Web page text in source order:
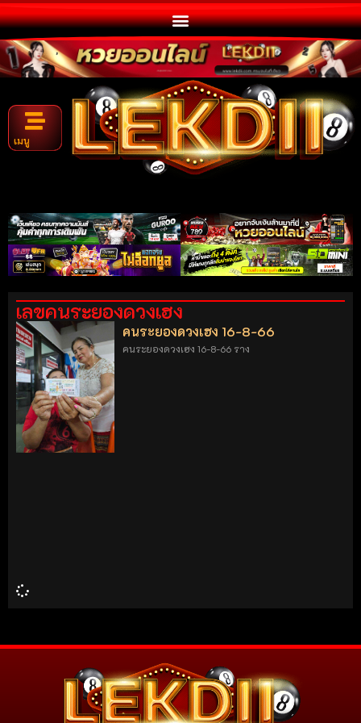
เมนู
เลขคนระยองดวงเฮง
คนระยองดวงเฮง 16-8-66
คนระยองดวงเฮง 16-8-66 ราง